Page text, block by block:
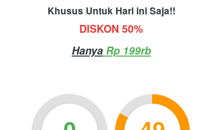
Khusus Untuk Hari ini Saja!!
DISKON 50%
Hanya Rp 199rb